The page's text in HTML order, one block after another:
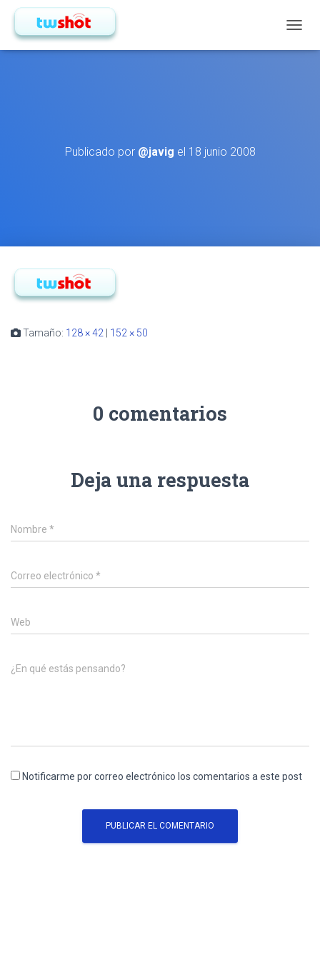
Publicado por @javig el 18 junio 2008
Tamaño: 128 × 42 152 × 50
0 comentarios
Deja una respuesta
Nombre *
Correo electrónico *
Web
¿En qué estás pensando?
Notificarme por correo electrónico los comentarios a este post